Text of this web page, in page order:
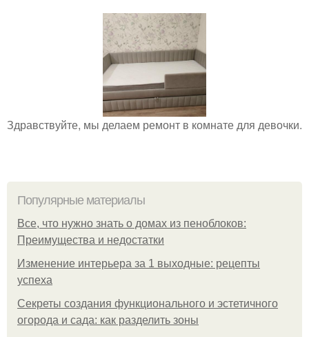
Здравствуйте, мы делаем ремонт в комнате для девочки.
Популярные материалы
Все, что нужно знать о домах из пеноблоков:
Преимущества и недостатки
Изменение интерьера за 1 выходные: рецепты
успеха
Секреты создания функционального и эстетичного
огорода и сада: как разделить зоны